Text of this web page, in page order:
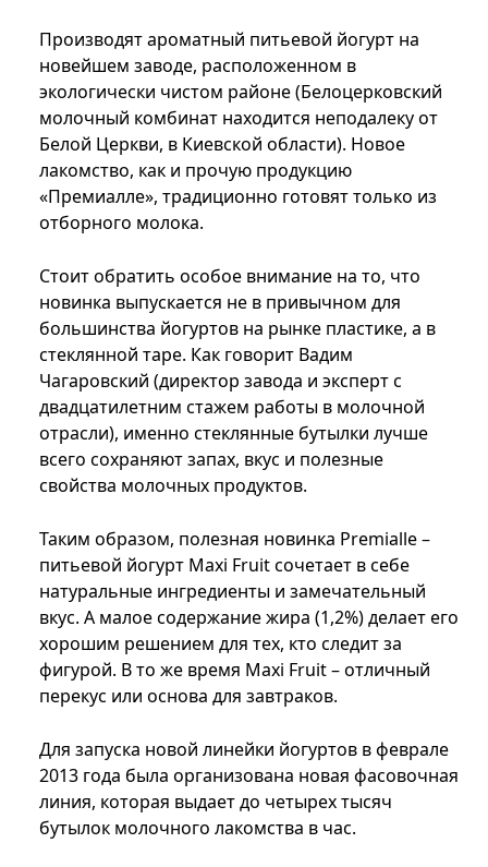
Производят ароматный питьевой йогурт на
новейшем заводе, расположенном в
экологически чистом районе (Белоцерковский
молочный комбинат находится неподалеку от
Белой Церкви, в Киевской области). Новое
лакомство, как и прочую продукцию
«Премиалле», традиционно готовят только из
отборного молока.
Стоит обратить особое внимание на то, что
новинка выпускается не в привычном для
большинства йогуртов на рынке пластике, а в
стеклянной таре. Как говорит Вадим
Чагаровский (директор завода и эксперт с
двадцатилетним стажем работы в молочной
отрасли), именно стеклянные бутылки лучше
всего сохраняют запах, вкус и полезные
свойства молочных продуктов.
Таким образом, полезная новинка Premialle –
питьевой йогурт Maxi Fruit сочетает в себе
натуральные ингредиенты и замечательный
вкус. А малое содержание жира (1,2%) делает его
хорошим решением для тех, кто следит за
фигурой. В то же время Maxi Fruit – отличный
перекус или основа для завтраков.
Для запуска новой линейки йогуртов в феврале
2013 года была организована новая фасовочная
линия, которая выдает до четырех тысяч
бутылок молочного лакомства в час.